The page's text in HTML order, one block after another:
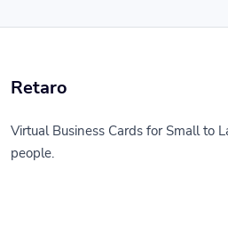
Retaro
Virtual Business Cards for Small to
people.